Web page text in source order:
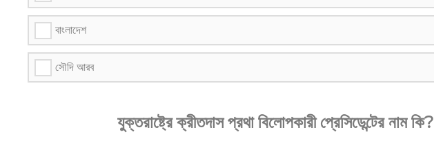
বাংলাদেশ
সৌদি আরব
যুক্তরাষ্ট্রে ক্রীতদাস প্রথা বিলোপকারী প্রেসিডেন্টের নাম কি?